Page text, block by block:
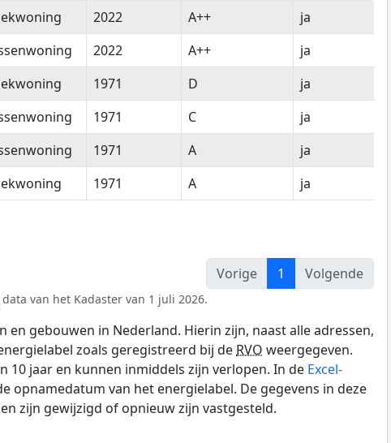
Bouwjaar Energielabel
Bebouwde
kom
2022 A++
ja
2022 A++
ja
1971 D
ja
1971 C
ja
1971 A
ja
1971 A ja
Vorige
1 Volgende
data van het Kadaster van 1 juli 2026.
en gebouwen in Nederland. Hierin zijn, naast alle adressen,
zoals geregistreerd bij de RVO weergegeven.
jaar en kunnen inmiddels zijn verlopen. In de Excel-
opnamedatum van het energielabel. De gegevens in deze
zijn gewijzigd of opnieuw zijn vastgesteld.